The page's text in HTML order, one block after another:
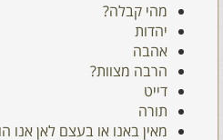
מהי קבלה?
יהדות
אהבה
הרבה מצוות?
דייט
תורה
מאין באנו או בעצם לאן אנו